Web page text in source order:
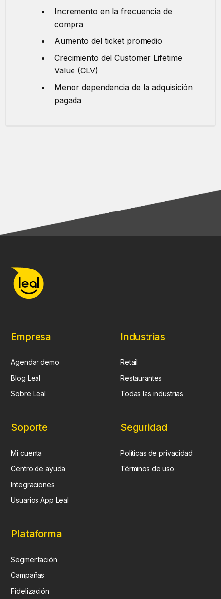
Incremento en la frecuencia de
compra
Aumento del ticket promedio
Crecimiento del Customer Lifetime
Value (CLV)
Menor dependencia de la adquisición
pagada
Empresa
Agendar demo
Blog Leal
Sobre Leal
Industrias
Retail
Restaurantes
Todas las industrias
Soporte
Mi cuenta
Centro de ayuda
Integraciones
Usuarios App Leal
Seguridad
Políticas de privacidad
Términos de uso
Plataforma
Segmentación
Campañas
Fidelización